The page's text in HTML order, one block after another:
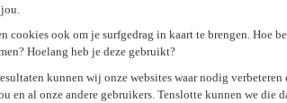
cookies ook om je surfgedrag in kaart te brengen. Hoe
Hoelang heb je deze gebruikt?
kunnen wij onze websites waar nodig verbeteren
en al onze andere gebruikers. Tenslotte kunnen we die
Framboos *(5-7)
Tropical sorbet *(4-